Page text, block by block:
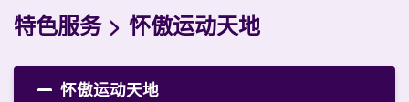
特色服务 怀傲运动天地
怀傲运动天地